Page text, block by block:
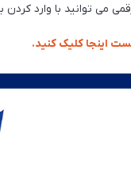
اینجا کلیک کنید.